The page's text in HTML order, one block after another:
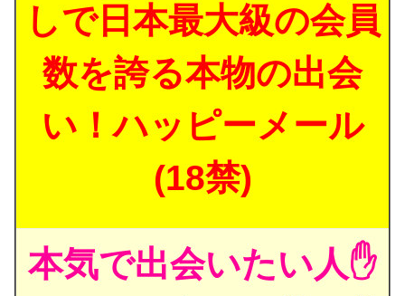
しで日本最大級の会員
数を誇る本物の出会
い！ハッピーメール
(18禁)
本気で出会いたい人✋